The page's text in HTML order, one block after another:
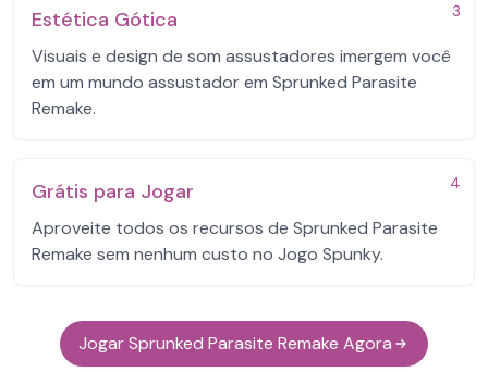
3
Estética Gótica
Visuais e design de som assustadores imergem você
em um mundo assustador em Sprunked Parasite
Remake.
4
Grátis para Jogar
Aproveite todos os recursos de Sprunked Parasite
Remake sem nenhum custo no Jogo Spunky.
Jogar Sprunked Parasite Remake Agora